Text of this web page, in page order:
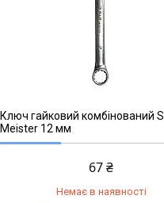
Ключ гайковий комбінований
Meister 12 мм
67 ₴
Немає в наявності